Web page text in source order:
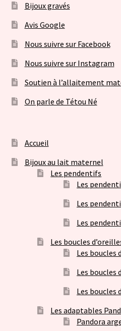
Bijoux gravés
Avis Google
Nous suivre sur Facebook
Nous suivre sur Instagram
Soutien à l’allaitement
On parle de Tétou Né
Accueil
Bijoux au lait maternel
Les pendentifs
Les
Les
Les
Les boucles
Les boucles
Les boucles
Les boucles
Les adaptables
Pandora